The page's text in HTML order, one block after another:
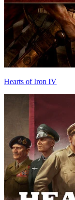
Hearts of Iron IV